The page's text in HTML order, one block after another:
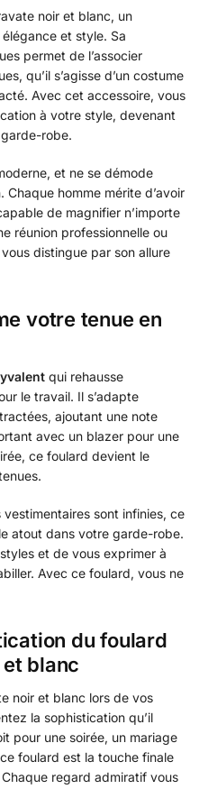
noir et blanc, un
et style. Sa
permet de l’associer
qu’il s’agisse d’un costume
Avec cet accessoire, vous
à votre style, devenant
robe.
et ne se démode
Chaque homme mérite d’avoir
de magnifier n’importe
réunion professionnelle ou
distingue par son allure
votre tenue en
qui rehausse
le travail. Il s’adapte
ajoutant une note
avec un blazer pour une
ce foulard devient le
sont infinies, ce
atout dans votre garde-robe.
et de vous exprimer à
Avec ce foulard, vous ne
du foulard
blanc
noir et blanc lors de vos
la sophistication qu’il
pour une soirée, un mariage
foulard est la touche finale
regard admiratif vous